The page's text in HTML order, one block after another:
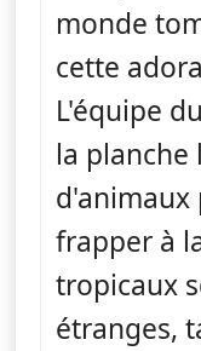
monde
cette
L'équipe
la planche
d'animaux
frapper à
tropicaux
étranges,